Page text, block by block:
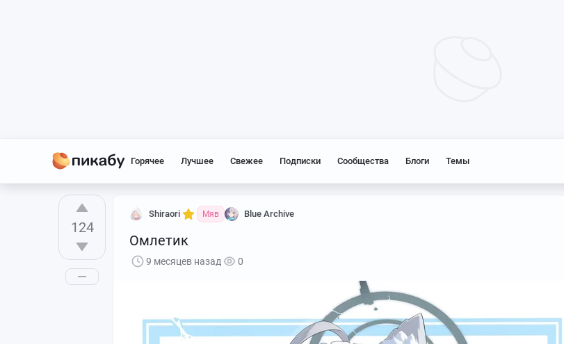
Горячее Лучшее Свежее Подписки Сообщества Блоги Темы
124
Shiraori Мяв Blue Archive
Омлетик
9 месяцев назад 0